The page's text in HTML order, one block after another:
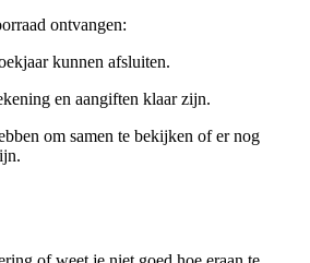
ontvangen:
kunnen afsluiten.
en aangiften klaar zijn.
om samen te bekijken of er nog